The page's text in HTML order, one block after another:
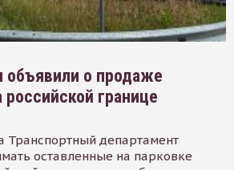
объявили о продаже
границе
Транспортный департамент
оставленные на парковке